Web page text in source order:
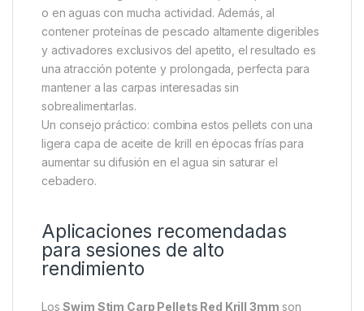
ingredientes de calidad superior, como harinas de
pescado seleccionadas y krill rojo, lo que los
convierte en una elección estratégica para
pescadores que buscan marcar la diferencia en
sesiones exigentes.
Activa el instinto natural de las carpas con rapidez y
eficacia. Gracias a su fórmula con tecnología Unique
, estos pellets estimulan una respuesta de
contener proteínas de pescado altamente digeribles
y activadores exclusivos del apetito, el resultado es
una atracción potente y prolongada, perfecta para
sobrealimentarlas.